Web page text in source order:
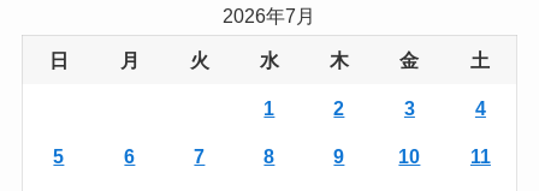
2026年7月
日 月 火 水 木 金 土
1 2 3 4
5 6 7 8 9 10 11